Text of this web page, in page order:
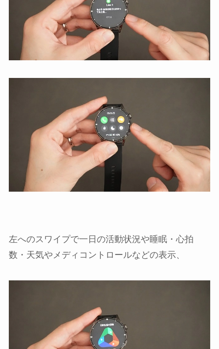
左へのスワイプで一日の活動状況や睡眠・心拍
数・天気やメディコントロールなどの表示、